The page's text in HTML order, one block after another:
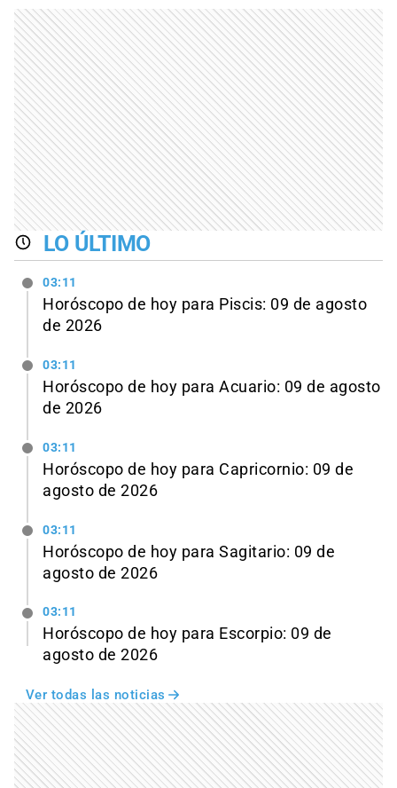
LO ÚLTIMO
03:11
Horóscopo de hoy para Piscis: 09 de agosto
de 2026
03:11
Horóscopo de hoy para Acuario: 09 de agosto
de 2026
03:11
Horóscopo de hoy para Capricornio: 09 de
agosto de 2026
03:11
Horóscopo de hoy para Sagitario: 09 de
agosto de 2026
03:11
Horóscopo de hoy para Escorpio: 09 de
agosto de 2026
Ver todas las noticias